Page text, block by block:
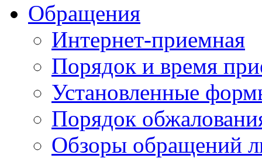
Обращения
Интернет-приемная
Порядок и время
Установленные
Порядок
Обзоры обращений